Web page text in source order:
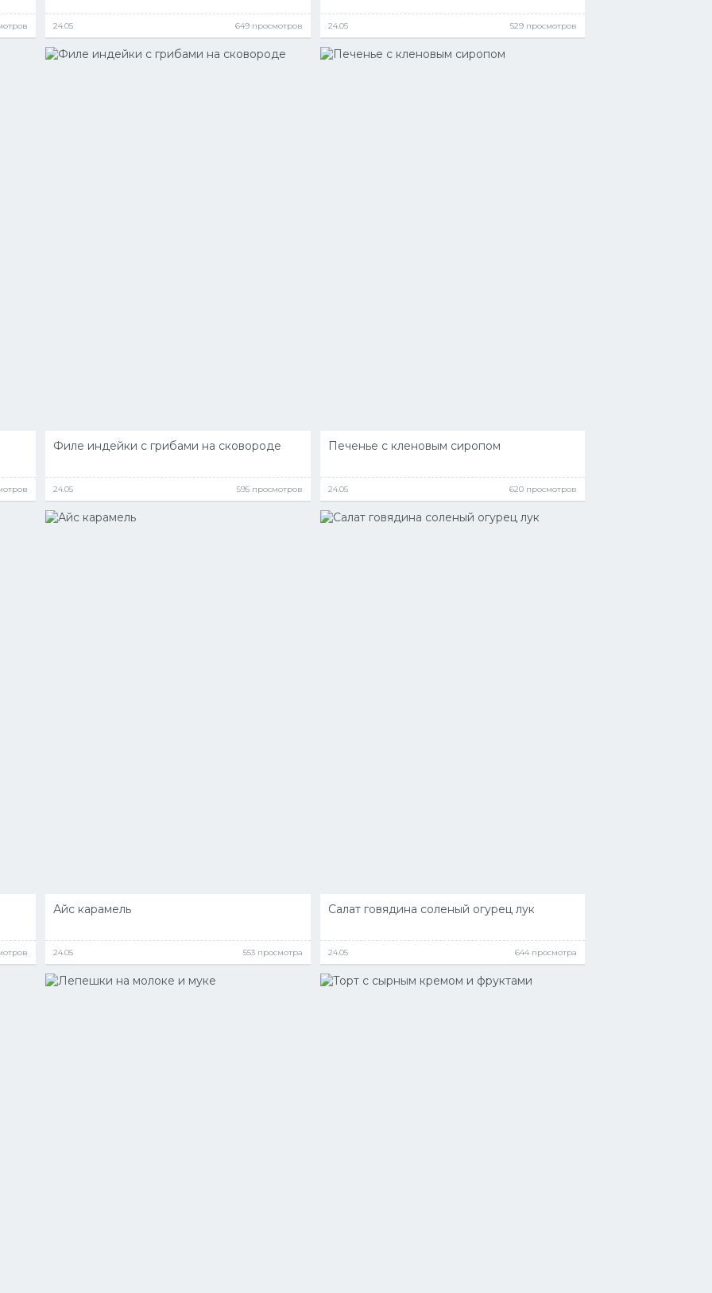
24.05 649 просмотров 24.05 529 просмотров
Филе индейки с грибами на сковороде
24.05 595 просмотров
Печенье с кленовым сиропом
24.05 620 просмотров
Айс карамель
24.05 553 просмотра
Салат говядина соленый огурец лук
24.05 644 просмотра